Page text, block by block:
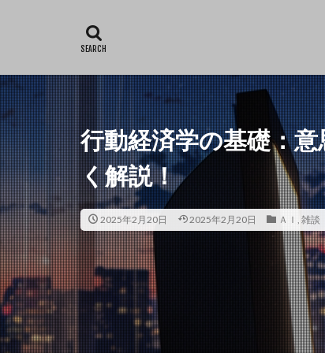
行動経済学の基礎：
く解説！
2025年2月20日 2025年2月20日 ＡＩ , 雑談
タグ
Excel